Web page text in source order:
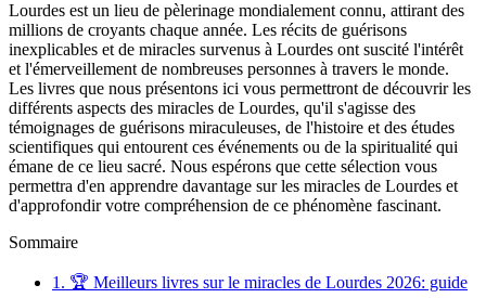
Lourdes est un lieu de pèlerinage mondialement connu, attirant des
millions de croyants chaque année. Les récits de guérisons
inexplicables et de miracles survenus à Lourdes ont suscité l'intérêt
et l'émerveillement de nombreuses personnes à travers le monde.
Les livres que nous présentons ici vous permettront de découvrir les
différents aspects des miracles de Lourdes, qu'il s'agisse des
témoignages de guérisons miraculeuses, de l'histoire et des études
scientifiques qui entourent ces événements ou de la spiritualité qui
émane de ce lieu sacré. Nous espérons que cette sélection vous
permettra d'en apprendre davantage sur les miracles de Lourdes et
d'approfondir votre compréhension de ce phénomène fascinant.
Sommaire
1. 🏆 Meilleurs livres sur le miracles de Lourdes 2026: guide